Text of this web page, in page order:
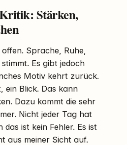
Stärken,
Sprache, Ruhe,
Es gibt jedoch
Motiv kehrt zurück.
ein Blick. Das kann
Dazu kommt die sehr
Nicht jeder Tag hat
das ist kein Fehler. Es ist
aus meiner Sicht auf.